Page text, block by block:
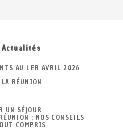
AU 1ER AVRIL 2026
RÉUNION
UN SÉJOUR
: NOS CONSEILS
COMPRIS